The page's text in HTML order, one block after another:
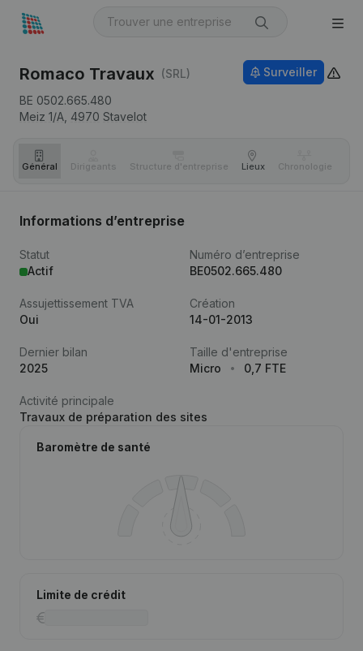
Romaco Travaux (SRL)
BE 0502.665.480
Meiz 1/A, 4970 Stavelot
Surveiller
Général Dirigeants Structure d'entreprise Lieux Chronologie
Informations d’entreprise
Statut
Actif
Numéro d’entreprise
BE0502.665.480
Assujettissement TVA
Oui
Création
14-01-2013
Dernier bilan
2025
Taille d'entreprise
Micro
0,7 FTE
Activité principale
Travaux de préparation des sites
Baromètre de santé
Limite de crédit